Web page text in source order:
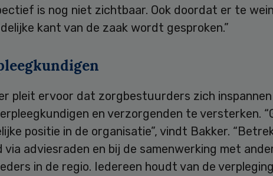
is nog niet zichtbaar. Ook doordat er te
kant van de zaak wordt gesproken.”
pleit ervoor dat zorgbestuurders zich inspannen
en verzorgenden te versterken.
positie in de organisatie”, vindt Bakker.
via adviesraden en bij de samenwerking met
in de regio. Iedereen houdt van de